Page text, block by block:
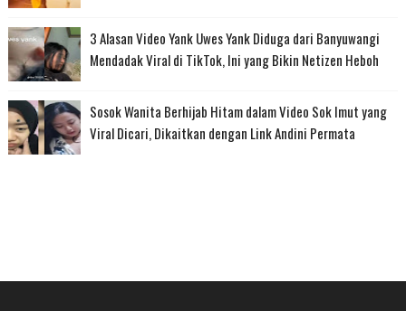
3 Alasan Video Yank Uwes Yank Diduga dari Banyuwangi
Mendadak Viral di TikTok, Ini yang Bikin Netizen Heboh
Sosok Wanita Berhijab Hitam dalam Video Sok Imut yang
Viral Dicari, Dikaitkan dengan Link Andini Permata